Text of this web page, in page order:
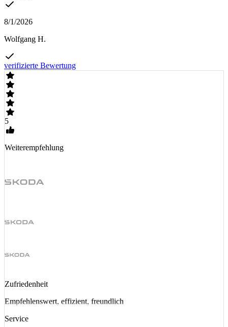
8/1/2026
Wolfgang H.
verifizierte Bewertung
5
Weiterempfehlung
Zufriedenheit
Empfehlenswert, effizient, freundlich
Service